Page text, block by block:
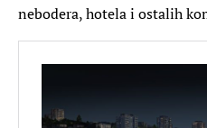
nebodera, hotela i ostalih